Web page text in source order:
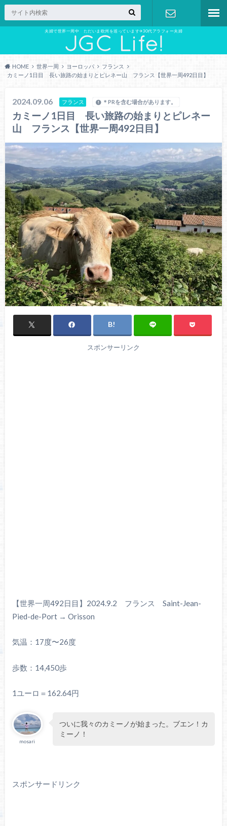
夫婦で世界一周中 ただいま欧州を巡っています✈︎30代アラフォー夫婦
お問い合わ
HOME 世界一周 ヨーロッパ
フランス
カミーノ1日目 長い旅路の始まりとピレネー山 フランス【世界一周492日目】
2024.09.06 フランス ＊PRを含む場合があります。
カミーノ1日目 長い旅路の始まりとピレネー
山 フランス【世界一周492日目】
スポンサーリンク
【世界一周492日目】2024.9.2 フランス Saint-Jean-
Pied-de-Port → Orisson
気温：17度〜26度
歩数：14,450歩
1ユーロ＝162.64円
mosari
ついに我々のカミーノが始まった。ブエン！カ
ミーノ！
スポンサードリンク